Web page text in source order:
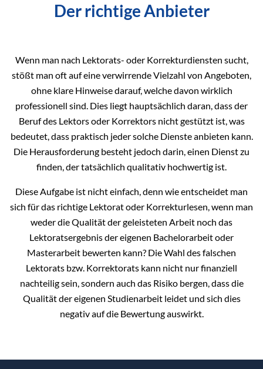
Der richtige Anbieter
Wenn man nach Lektorats- oder Korrekturdiensten sucht,
stößt man oft auf eine verwirrende Vielzahl von Angeboten,
ohne klare Hinweise darauf, welche davon wirklich
professionell sind. Dies liegt hauptsächlich daran, dass der
Beruf des Lektors oder Korrektors nicht gestützt ist, was
bedeutet, dass praktisch jeder solche Dienste anbieten kann.
Die Herausforderung besteht jedoch darin, einen Dienst zu
finden, der tatsächlich qualitativ hochwertig ist.
Diese Aufgabe ist nicht einfach, denn wie entscheidet man
sich für das richtige Lektorat oder Korrekturlesen, wenn man
weder die Qualität der geleisteten Arbeit noch das
Lektoratsergebnis der eigenen Bachelorarbeit oder
Masterarbeit bewerten kann? Die Wahl des falschen
Lektorats bzw. Korrektorats kann nicht nur finanziell
nachteilig sein, sondern auch das Risiko bergen, dass die
Qualität der eigenen Studienarbeit leidet und sich dies
negativ auf die Bewertung auswirkt.